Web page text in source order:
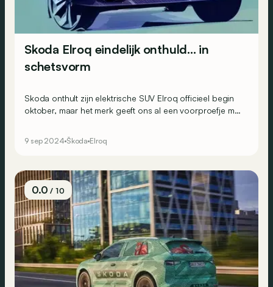
Skoda Elroq eindelijk onthuld... in
schetsvorm
Skoda onthult zijn elektrische SUV Elroq officieel begin
oktober, maar het merk geeft ons al een voorproefje met
9 sep 2024 Škoda Elroq
0.0/ 10